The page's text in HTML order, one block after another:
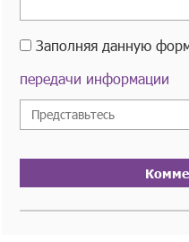
Заполняя данную
передачи информации